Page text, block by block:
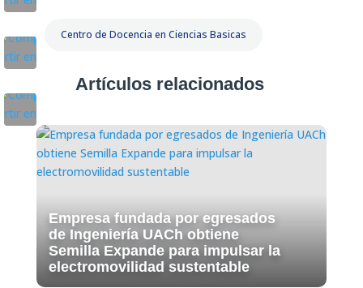
Centro de Docencia en Ciencias Basicas
Artículos relacionados
Empresa fundada por egresados
de Ingeniería UACh obtiene
Semilla Expande para impulsar la
electromovilidad sustentable